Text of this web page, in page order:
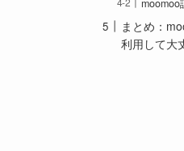
まとめ：
利用して大